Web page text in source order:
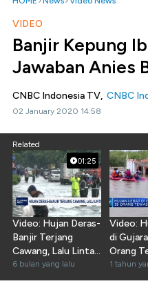
VIDEO
Banjir Kepung
Jawaban Anies
CNBC Indonesia TV, CNBC
02 January 2020 14:58
Related
01:25
Video: Hujan Deras-
Banjir Terjang
Cawang, Lalu Lintas
Lumpuh Total
6 bulan yang lalu
Video:
di
Orang
1 tahun